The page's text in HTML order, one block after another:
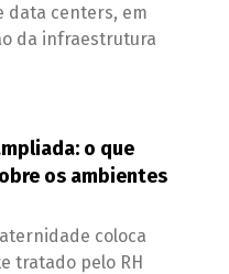
data centers, em
da infraestrutura
o que
os ambientes
coloca
tratado pelo RH